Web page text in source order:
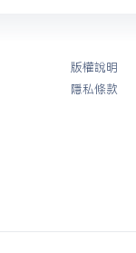
版權說明
隱私條款